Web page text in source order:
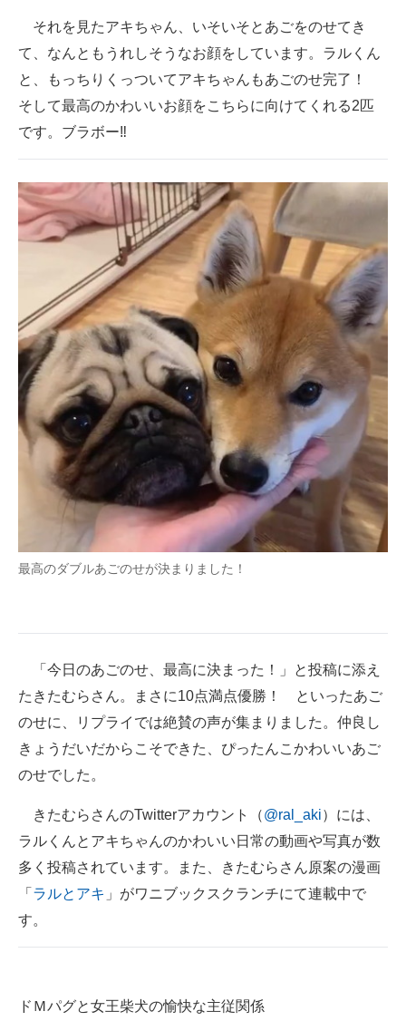
それを見たアキちゃん、いそいそとあごをのせてき
て、なんともうれしそうなお顔をしています。ラルくん
と、もっちりくっついてアキちゃんもあごのせ完了！
そして最高のかわいいお顔をこちらに向けてくれる2匹
です。ブラボー‼
最高のダブルあごのせが決まりました！
「今日のあごのせ、最高に決まった！」と投稿に添え
たきたむらさん。まさに10点満点優勝！ といったあご
のせに、リプライでは絶賛の声が集まりました。仲良し
きょうだいだからこそできた、ぴったんこかわいいあご
のせでした。
きたむらさんのTwitterアカウント（@ral_aki）には、
ラルくんとアキちゃんのかわいい日常の動画や写真が数
多く投稿されています。また、きたむらさん原案の漫画
「 ラルとアキ 」がワニブックスクランチにて連載中で
す。
ドＭパグと女王柴犬の愉快な主従関係